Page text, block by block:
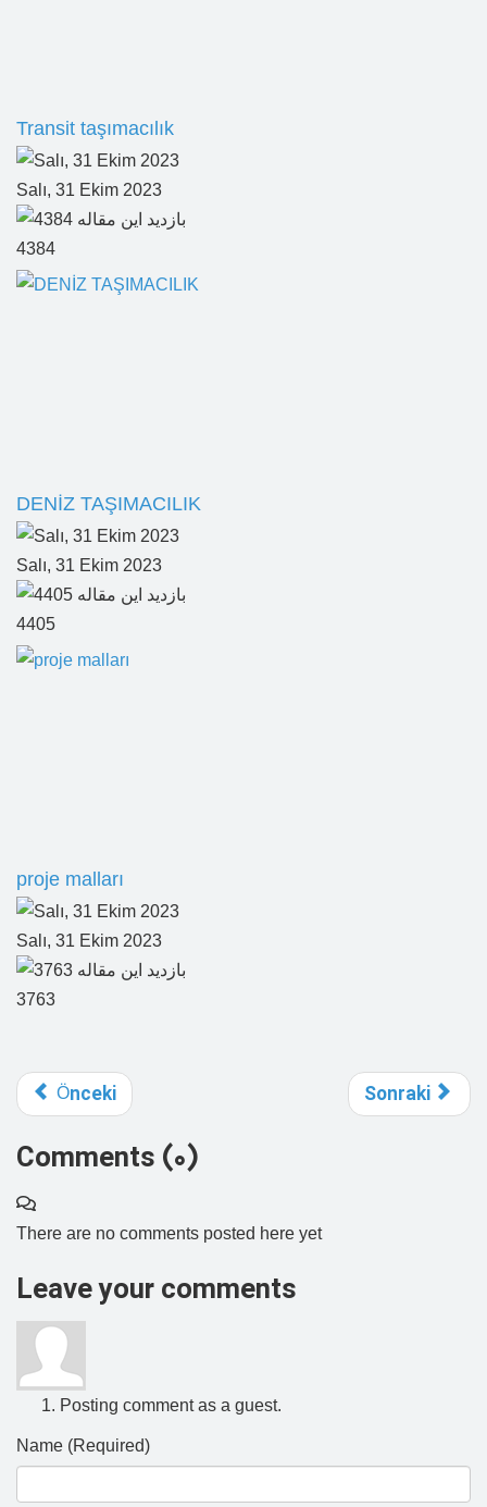
Transit taşımacılık
Salı, 31 Ekim 2023
4384
DENİZ TAŞIMACILIK
Salı, 31 Ekim 2023
4405
proje malları
Salı, 31 Ekim 2023
3763
Önceki Sonraki
Comments (0)
There are no comments posted here yet
Leave your comments
Posting comment as a guest.
Name (Required)